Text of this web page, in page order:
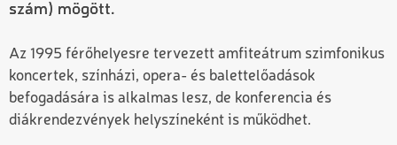
szám) mögött.
Az 1995 férőhelyesre tervezett amfiteátrum szimfonikus
koncertek, színházi, opera- és balettelőadások
befogadására is alkalmas lesz, de konferencia és
diákrendezvények helyszíneként is működhet.